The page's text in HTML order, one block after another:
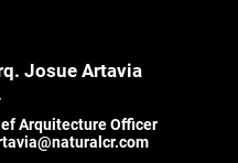
Josue Artavia
Arquitecture Officer